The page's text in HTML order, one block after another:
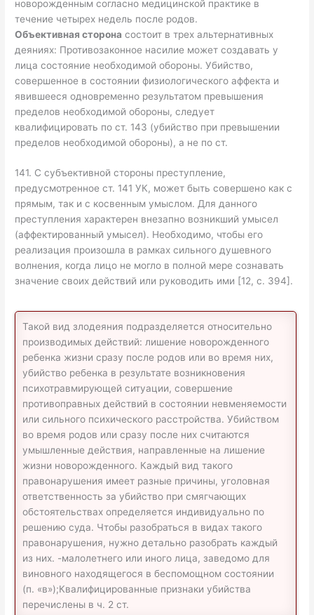
новорожденным согласно медицинской практике в
течение четырех недель после родов.
Объективная сторона состоит в трех альтернативных
деяниях: Противозаконное насилие может создавать у
лица состояние необходимой обороны. Убийство,
совершенное в состоянии физиологического аффекта и
явившееся одновременно результатом превышения
пределов необходимой обороны, следует
квалифицировать по ст. 143 (убийство при превышении
пределов необходимой обороны), а не по ст.
141. С субъективной стороны преступление,
предусмотренное ст. 141 УК, может быть совершено как с
прямым, так и с косвенным умыслом. Для данного
преступления характерен внезапно возникший умысел
(аффектированный умысел). Необходимо, чтобы его
реализация произошла в рамках сильного душевного
волнения, когда лицо не могло в полной мере сознавать
значение своих действий или руководить ими [12, с. 394].
Такой вид злодеяния подразделяется относительно
производимых действий: лишение новорожденного
ребенка жизни сразу после родов или во время них,
убийство ребенка в результате возникновения
психотравмирующей ситуации, совершение
противоправных действий в состоянии невменяемости
или сильного психического расстройства. Убийством
во время родов или сразу после них считаются
умышленные действия, направленные на лишение
жизни новорожденного. Каждый вид такого
правонарушения имеет разные причины, уголовная
ответственность за убийство при смягчающих
обстоятельствах определяется индивидуально по
решению суда. Чтобы разобраться в видах такого
правонарушения, нужно детально разобрать каждый
из них. -малолетнего или иного лица, заведомо для
виновного находящегося в беспомощном состоянии
(п. «в»);Квалифицированные признаки убийства
перечислены в ч. 2 ст.